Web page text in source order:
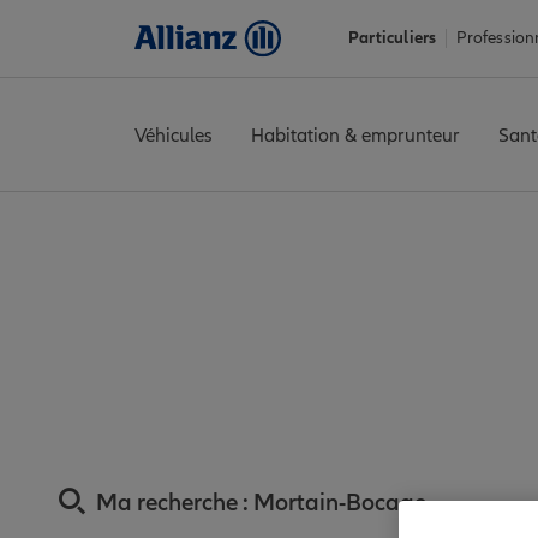
Particuliers
Véhicules Habitation & emprunteur
Ma recherche : Mortain-Bocage